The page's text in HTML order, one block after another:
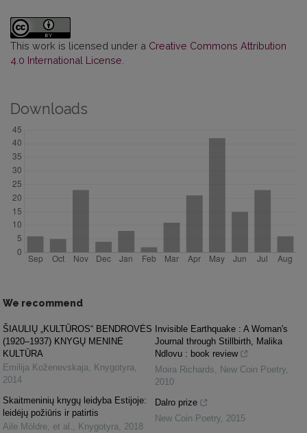
This work is licensed under a Creative Commons Attribution
4.0 International License
Downloads
We recommend
ŠIAULIŲ „KULTŪROS“ BENDROVĖS
(1920–1937) KNYGŲ MENINĖ
KULTŪRA
Emilija Koženevskaja, Knygotyra,
2014
Skaitmeninių knygų leidyba Estijoje:
leidėjų požiūris ir patirtis
Aile Möldre, et al. , Knygotyra, 2018
Invisible Earthquake : A Woman's
Journal through Stillbirth, Malika
Ndlovu : book review
Moira Richards, New Coin Poetry,
2010
Dalro prize
New Coin Poetry, 2015